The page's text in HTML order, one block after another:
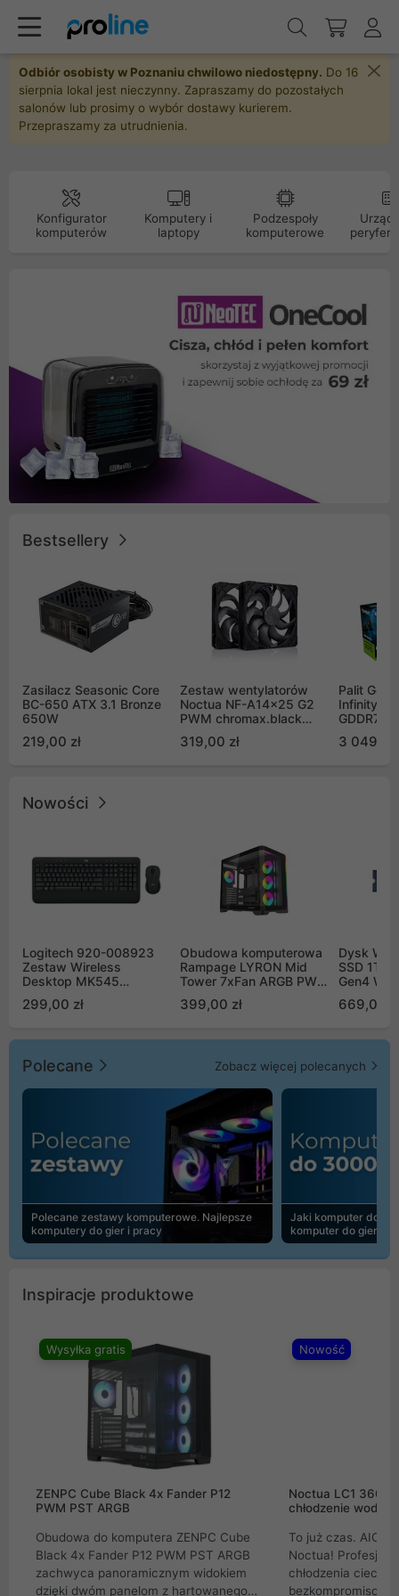
Odbiór osobisty w Poznaniu chwilowo niedostępny. Do 16
sierpnia lokal jest nieczynny. Zapraszamy do pozostałych
salonów lub prosimy o wybór dostawy kurierem.
Przepraszamy za utrudnienia.
Konfigurator
komputerów
Komputery i
laptopy
Podzespoły
komputerowe
Bestsellery
Zasilacz Seasonic Core
BC-650 ATX 3.1 Bronze
650W
219,00 zł
Zestaw wentylatorów
Noctua NF-A14x25 G2
PWM chromax.black
Push Pull (2szt)
319,00 zł
Palit
Infinity 3
GDDR7
GB2050S)
3 049,00
Nowości
Logitech 920-008923
Zestaw Wireless
Desktop MK545
299,00 zł
Obudowa komputerowa
Rampage LYRON Mid
Tower 7xFan ARGB PWM
399,00 zł
Dysk WD
SSD 1TB
Gen4
669,00
Polecane Zobacz więcej polecanych
Polecane zestawy komputerowe. Najlepsze
komputery do gier i pracy
Jaki komputer do
komputer do gier |
Inspiracje produktowe
Wysyłka gratis
ZENPC Cube Black 4x Fander P12
PWM PST ARGB
Obudowa do komputera ZENPC Cube
Black 4x Fander P12 PWM PST ARGB
zachwyca panoramicznym widokiem
dzięki dwóm panelom z hartowanego
Nowość
Noctua LC1
chłodzenie wodne
To już czas. AIO
Noctua!
chłodzenia cieczą